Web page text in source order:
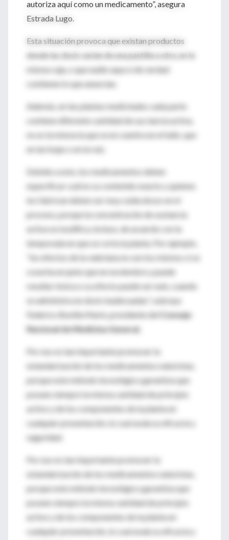
autoriza aquí como un medicamento”, asegura
Estrada Lugo.
Esta situación provoca que existan productos
donde las dosis varían de una pastilla a otra, en la
misma caja, o que nadie sepa si de verdad
contienen lo que anuncian.
Además, en las plantas medicinales cada parte
contiene diferente cantidad de sus tancia activa,
no es la misma la que se en cuentra en el tallo, que
en las hojas o en la raíz.
Debido a esto, los medicamentos deben
especificar cuál es su contenido exacto y quienes
los fabrican deben ser muy cuida dosos en el
proceso, porque la concentración de sustancia
activa se modifica, incluso, de acuerdo con la
temporada en que se corta la planta. Por ejemplo,
“los efectos de la valeriana no son los mismos si se
cosecha en junio que en noviembre y puede
resultar tóxica o su efecto puede ser nulo, cuando
se administra en dosis inadecuadas”, subraya
Federico Bonilla Marín, presidente del
Consejo
Nacional de Medicina General.
Por eso es tan importante promover la
estandarización de los medicamentos naturistas,
porque este método tecnológico garantiza que
poseen siempre la misma cantidad de principio
activo y de los componentes de la planta en
cualquier presentación, lo cual avala su eficacia y
seguridad.
Por eso es tan importante promover la
estandarización de los medicamentos naturistas,
porque este método tecnológico garantiza que
poseen siempre la misma cantidad de principio
activo y de los componentes de la planta en
cualquier presentación, lo cual avala su eficacia y